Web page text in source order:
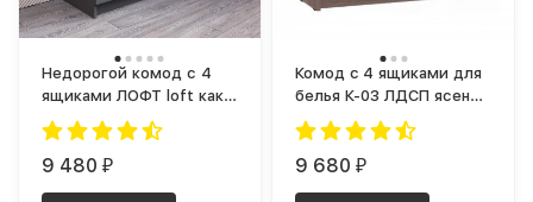
Недорогой комод с 4
ящиками ЛОФТ loft как
ИКЕА MALM Графит МК
800.4 (МП) МС мори
9 480₽
Комод c 4 ящиками для
белья К-03 ЛДСП ясень
шимо светлый / ясень
шимо темный
9 680₽